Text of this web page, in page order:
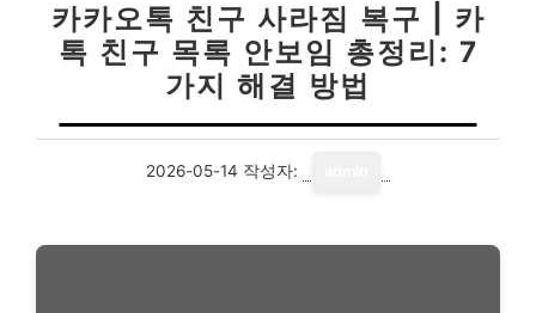
카카오톡 친구 사라짐 복구 | 카
톡 친구 목록 안보임 총정리: 7
가지 해결 방법
2026-05-14 작성자: